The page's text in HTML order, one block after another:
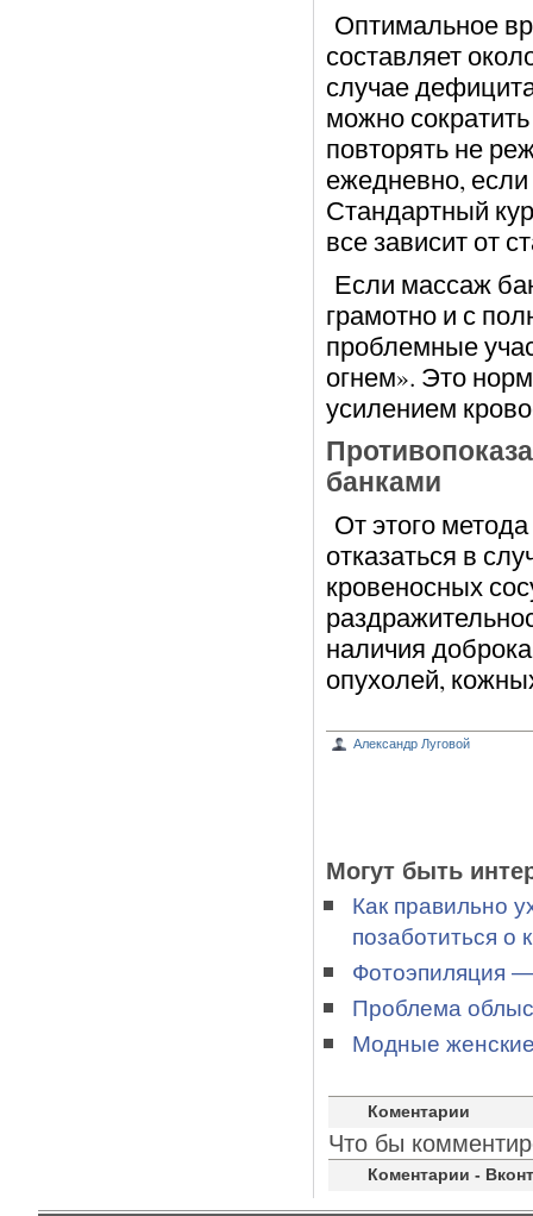
Оптимальное
составляет
случае
можно
повторять не
ежедневно, если
Стандартный
все зависит от
Если массаж
грамотно и с
проблемные
огнем». Это
усилением
банками
От этого
отказаться в
кровеносных
наличия
опухолей,
Александр Луговой
Могут быть
Как правильно
позаботиться о
Фотоэпиляция
Проблема
Модные женские
Коментарии
Что бы
Коментарии -